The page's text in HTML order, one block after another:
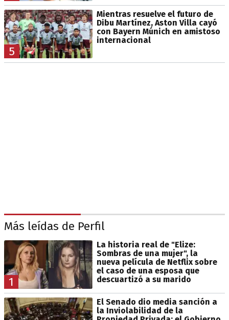
5
Mientras resuelve el futuro de
Dibu Martínez, Aston Villa cayó
con Bayern Múnich en amistoso
internacional
Más leídas de Perfil
1
La historia real de "Elize:
Sombras de una mujer", la
nueva película de Netflix sobre
el caso de una esposa que
descuartizó a su marido
El Senado dio media sanción a
la Inviolabilidad de la